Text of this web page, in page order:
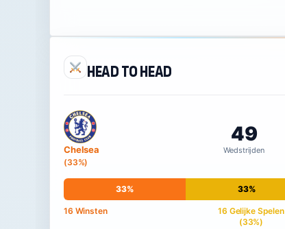
Head to Head
Chelsea
(33%)
49
Wedstrijden
33% 33%
16 Winsten
16 Gelijke Spelen
(33%)